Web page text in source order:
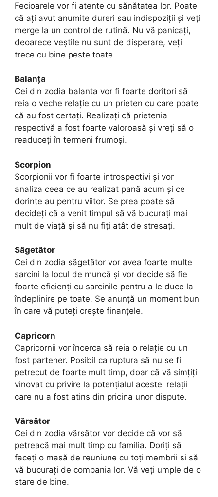
Fecioarele vor fi atente cu sănătatea lor. Poate
că ați avut anumite dureri sau indispoziții și veți
merge la un control de rutină. Nu vă panicați,
deoarece veștile nu sunt de disperare, veți
trece cu bine peste toate.
Balanța
Cei din zodia balanta vor fi foarte doritori să
reia o veche relație cu un prieten cu care poate
că au fost certați. Realizați că prietenia
respectivă a fost foarte valoroasă și vreți să o
readuceți în termeni frumoși.
Scorpion
Scorpionii vor fi foarte introspectivi și vor
analiza ceea ce au realizat pană acum și ce
dorințe au pentru viitor. Se prea poate să
decideți că a venit timpul să vă bucurați mai
mult de viață și să nu fiți atât de stresați.
Săgetător
Cei din zodia săgetător vor avea foarte multe
sarcini la locul de muncă și vor decide să fie
foarte eficienți cu sarcinile pentru a le duce la
îndeplinire pe toate. Se anunță un moment bun
în care vă puteți crește finanțele.
Capricorn
Capricornii vor încerca să reia o relație cu un
fost partener. Posibil ca ruptura să nu se fi
petrecut de foarte mult timp, doar că vă simțiți
vinovat cu privire la potențialul acestei relații
care nu a fost atins din pricina unor dispute.
Vărsător
Cei din zodia vărsător vor decide că vor să
petreacă mai mult timp cu familia. Doriți să
faceți o masă de reuniune cu toți membrii și să
vă bucurați de compania lor. Vă veți umple de o
stare de bine.